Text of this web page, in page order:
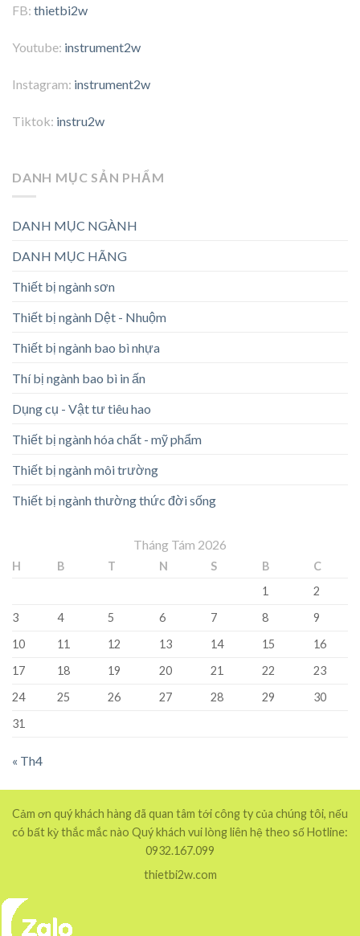
FB: thietbi2w
Youtube: instrument2w
Instagram: instrument2w
Tiktok: instru2w
DANH MỤC SẢN PHẨM
DANH MỤC NGÀNH
DANH MỤC HÃNG
Thiết bị ngành sơn
Thiết bị ngành Dệt - Nhuộm
Thiết bị ngành bao bì nhựa
Thí bị ngành bao bì in ấn
Dụng cụ - Vật tư tiêu hao
Thiết bị ngành hóa chất - mỹ phẩm
Thiết bị ngành môi trường
Thiết bị ngành thường thức đời sống
Tháng Tám 2026
H B T N S B
C
1
2
3
4 5 6 7 8
9
10
11 12 13 14 15
16
17
18 19 20 21 22
23
24
25 26 27 28 29
30
31
« Th4
Cảm ơn quý khách hàng đã quan tâm tới công ty của chúng tôi, nếu
có bất kỳ thắc mắc nào Quý khách vui lòng liên hệ theo số Hotline:
0932.167.099
thietbi2w.com